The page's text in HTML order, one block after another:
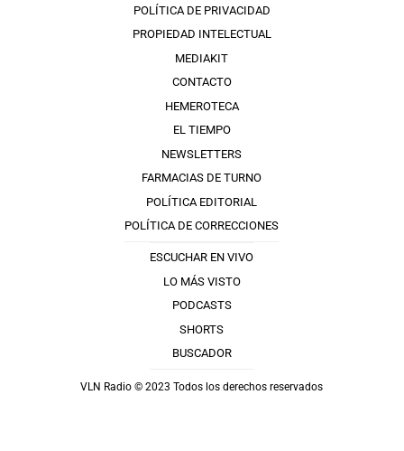
POLÍTICA DE PRIVACIDAD
PROPIEDAD INTELECTUAL
MEDIAKIT
CONTACTO
HEMEROTECA
EL TIEMPO
NEWSLETTERS
FARMACIAS DE TURNO
POLÍTICA EDITORIAL
POLÍTICA DE CORRECCIONES
ESCUCHAR EN VIVO
LO MÁS VISTO
PODCASTS
SHORTS
BUSCADOR
VLN Radio © 2023 Todos los derechos reservados